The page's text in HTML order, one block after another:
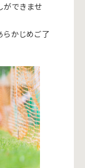
ができませ
らかじめご了